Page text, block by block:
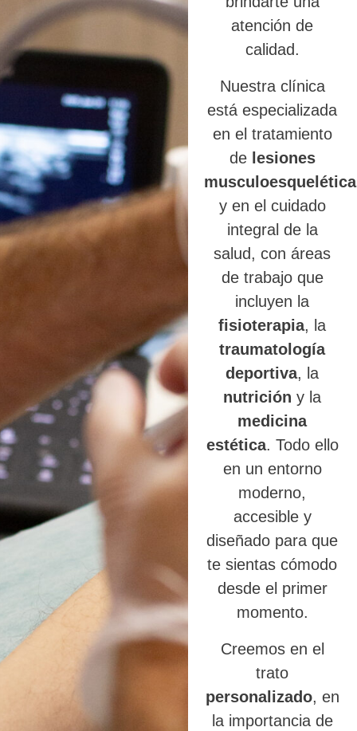
atención de
calidad.
Nuestra clínica
está especializada
en el tratamiento
de lesiones
y en el cuidado
integral de la
salud, con áreas
de trabajo que
incluyen la
fisioterapia, la
traumatología
deportiva, la
nutrición y la
medicina
estética. Todo ello
en un entorno
moderno,
accesible y
diseñado para que
te sientas cómodo
desde el primer
momento.
Creemos en el
trato
personalizado, en
la importancia de